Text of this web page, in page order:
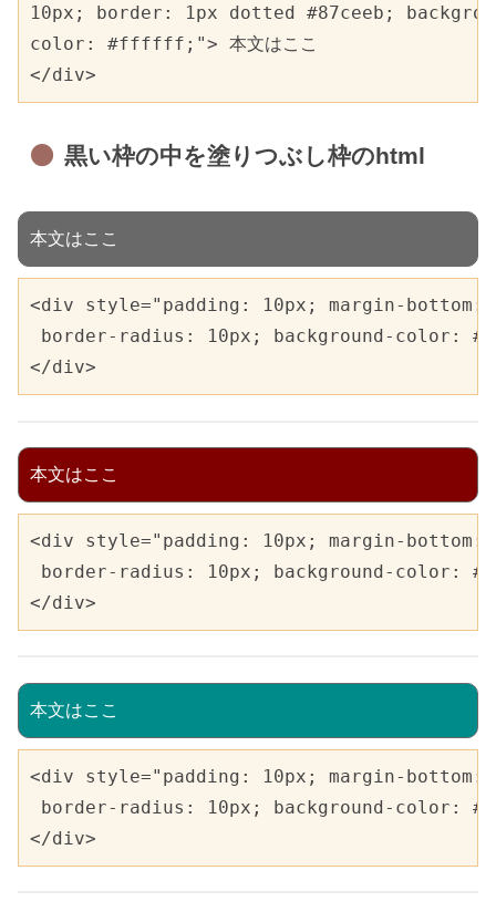
10px; border: 1px dotted #87ceeb;
color: #ffffff;"> 本文はここ
</div>
黒い枠の中を塗りつぶし枠のhtml
本文はここ
<div style="padding: 10px; margin-
border-radius: 10px; background-color:
</div>
本文はここ
<div style="padding: 10px; margin-
border-radius: 10px; background-color:
</div>
本文はここ
<div style="padding: 10px; margin-
border-radius: 10px; background-color:
</div>